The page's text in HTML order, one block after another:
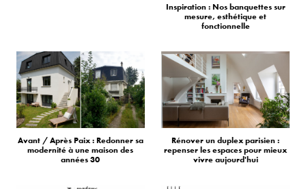
Inspiration : Nos banquettes sur
mesure, esthétique et
fonctionnelle
Avant / Après Paix : Redonner sa
modernité à une maison des
années 30
Rénover un duplex parisien :
repenser les espaces pour mieux
vivre aujourd'hui